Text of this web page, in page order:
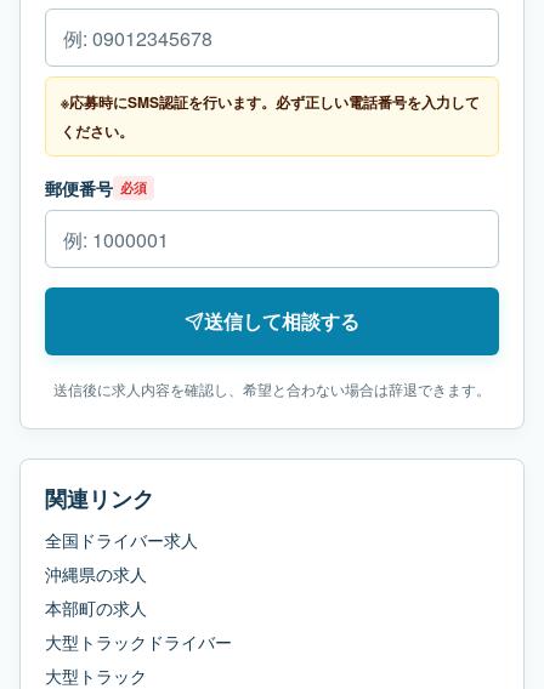
※応募時にSMS認証を行います。必ず正しい電話番号を入力して
ください。
郵便番号 必須
送信して相談する
送信後に求人内容を確認し、希望と合わない場合は辞退できます。
関連リンク
全国ドライバー求人
沖縄県の求人
本部町の求人
大型トラックドライバー
大型トラック